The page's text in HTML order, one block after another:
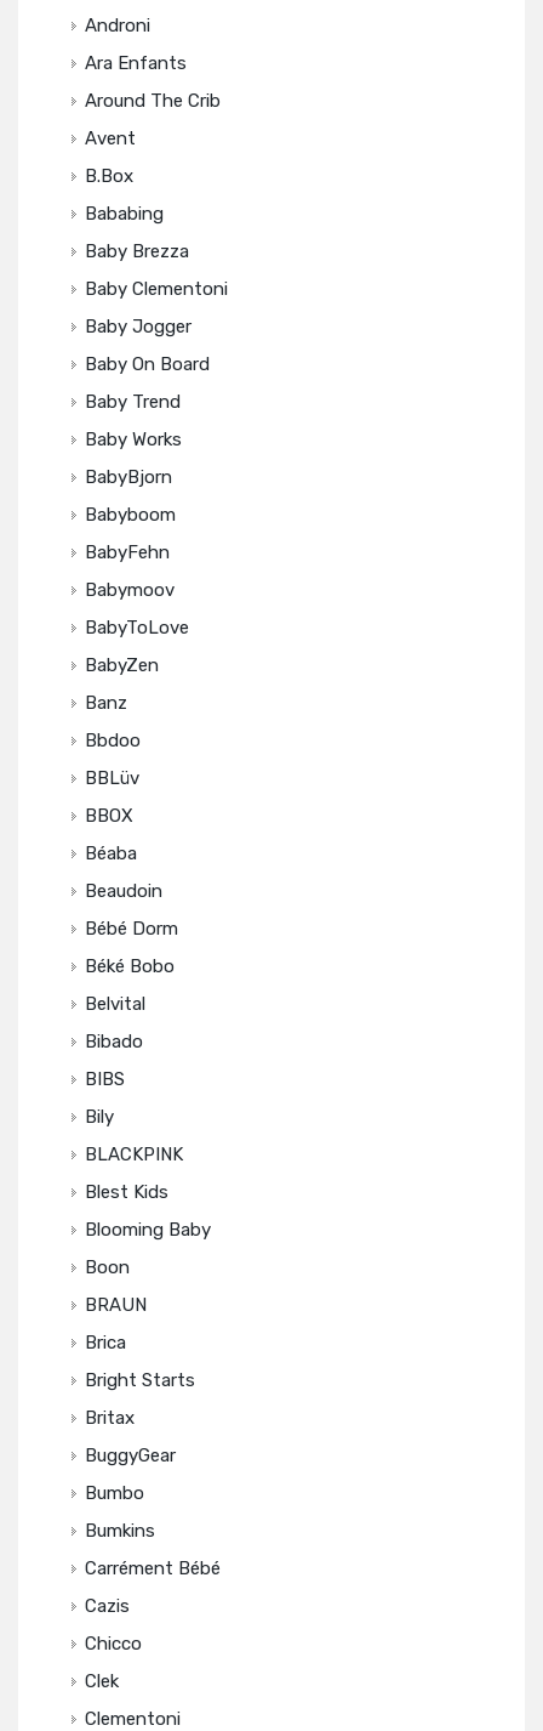
Androni
Ara Enfants
Around The Crib
Avent
B.box
Bababing
Baby Brezza
Baby Clementoni
Baby Jogger
Baby On Board
Baby Trend
Baby Works
BabyBjorn
Babyboom
BabyFehn
Babymoov
BabyToLove
BabyZen
Banz
Bbdoo
BBLüv
BBOX
Béaba
Beaudoin
Bébé Dorm
Béké Bobo
Belvital
Bibado
BIBS
Bily
BLACKPINK
Blest Kids
Blooming Baby
Boon
BRAUN
Brica
Bright Starts
Britax
BuggyGear
Bumbo
Bumkins
Carrément Bébé
Cazis
Chicco
Clek
Clementoni